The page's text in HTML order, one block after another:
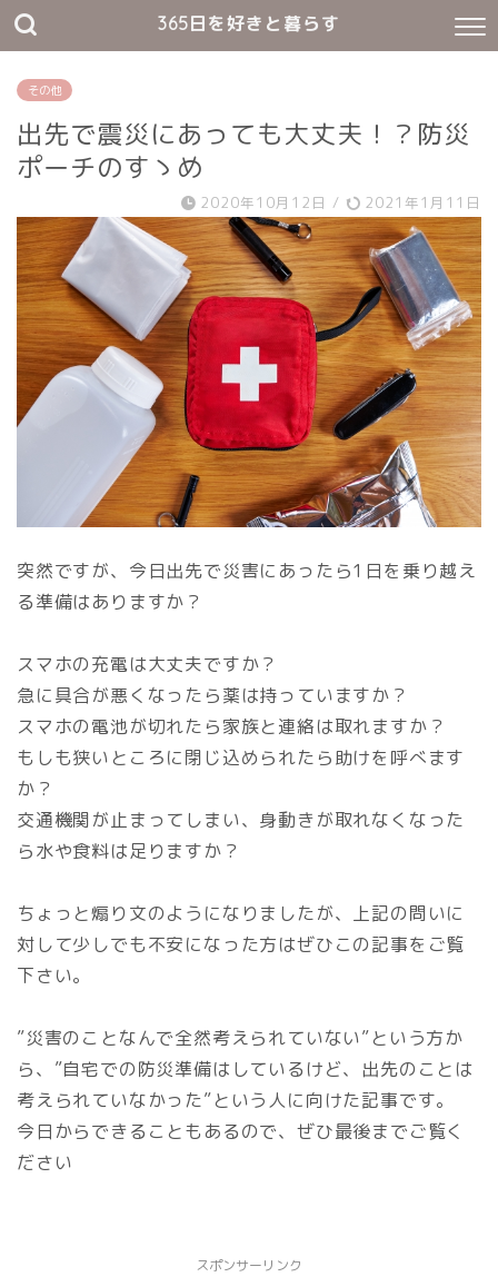
365日を好きと暮らす
その他
出先で震災にあっても大丈夫！？防災
ポーチのすゝめ
2020年10月12日 / 2021年1月11日
突然ですが、今日出先で災害にあったら1日を乗り越え
る準備はありますか？
スマホの充電は大丈夫ですか？
急に具合が悪くなったら薬は持っていますか？
スマホの電池が切れたら家族と連絡は取れますか？
もしも狭いところに閉じ込められたら助けを呼べます
か？
交通機関が止まってしまい、身動きが取れなくなった
ら水や食料は足りますか？
ちょっと煽り文のようになりましたが、上記の問いに
対して少しでも不安になった方はぜひこの記事をご覧
下さい。
”災害のことなんで全然考えられていない”という方か
ら、”自宅での防災準備はしているけど、出先のことは
考えられていなかった”という人に向けた記事です。
今日からできることもあるので、ぜひ最後までご覧く
ださい
スポンサーリンク